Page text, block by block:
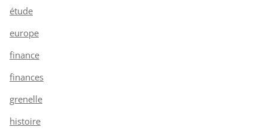
étude
europe
finance
finances
grenelle
histoire